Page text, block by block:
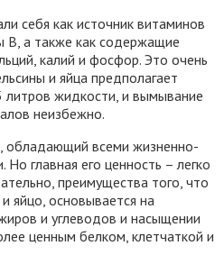
себя как источник витаминов
B, а также как содержащие
калий и фосфор. Это очень
и яйца предполагает
жидкости, и вымывание
неизбежно.
обладающий всеми жизненно-
главная его ценность – легко
преимущества того, что
яйцо, основывается на
и углеводов и насыщении
ценным белком, клетчаткой и